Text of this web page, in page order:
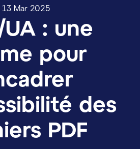
13 Mar 2025
UA : une
pour
des
PDF